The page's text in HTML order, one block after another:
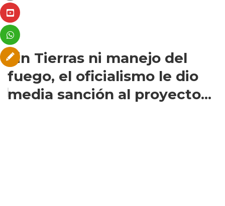
Sin Tierras ni manejo del
fuego, el oficialismo le dio
media sanción al proyecto...